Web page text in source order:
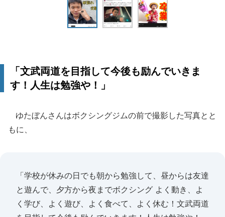
「文武両道を目指して今後も励んでいきま
す！人生は勉強や！」
ゆたぼんさんはボクシングジムの前で撮影した写真とと
もに、
「学校が休みの日でも朝から勉強して、昼からは友達
と遊んで、夕方から夜までボクシング よく動き、よ
く学び、よく遊び、よく食べて、よく休む！文武両道